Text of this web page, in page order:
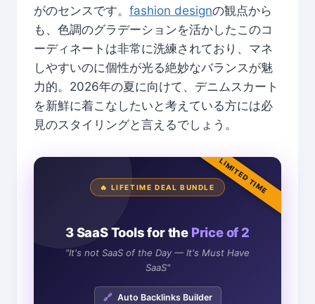
がのセンスです。 fashion designの観点から
も、色調のグラデーションを活かしたこのコ
ーディネートは非常に洗練されており、マネ
しやすいのに個性が光る絶妙なバランスが魅
力的。2026年の夏に向けて、デニムスカート
を新鮮に着こなしたいと考えている方には必
見のスタイリングと言えるでしょう。
LIMITED TIME
🔥 LIFETIME DEAL BUNDLE
3 SaaS Tools for the Price of 2
"It's not SaaS of the Day — It's Must Have
SaaS"
🔗 Auto Backlinks Builder